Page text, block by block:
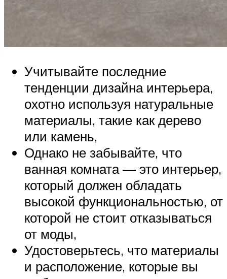
Учитывайте последние
тенденции дизайна интерьера,
охотно используя натуральные
материалы, такие как дерево
или камень,
Однако не забывайте, что
ванная комната — это интерьер,
который должен обладать
высокой функциональностью, от
которой не стоит отказываться
от моды,
Удостоверьтесь, что материалы
и расположение, которые вы